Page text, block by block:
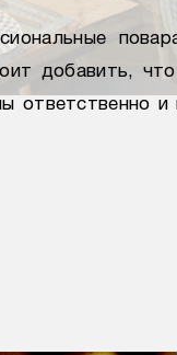
добавить,
ответственно